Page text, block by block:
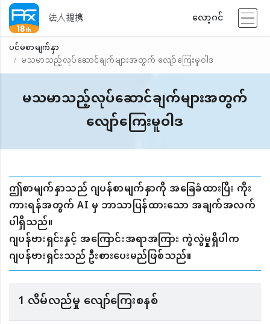
法人提携 လော့ဂင်
ပင်မစာမျက်နှာ
မသမာသည့်လုပ်ဆောင်ချက်များအတွက် လျော်ကြေးမူဝါဒ
မသမာသည့်လုပ်ဆောင်ချက်များအတွက်
လျော်ကြေးမူဝါဒ
ဤစာမျက်နှာသည် ဂျပန်စာမျက်နှာကို အခြေခံထားပြီး ကိုး
ကားရန်အတွက် AI မှ ဘာသာပြန်ထားသော အချက်အလက်
ပါရှိသည်။
ဂျပန်ဗားရှင်းနှင့် အကြောင်းအရာအကြား ကွဲလွဲမှုရှိပါက
ဂျပန်ဗားရှင်းသည် ဦးစားပေးမည်ဖြစ်သည်။
1 လိမ်လည်မှု လျော်ကြေးစနစ်